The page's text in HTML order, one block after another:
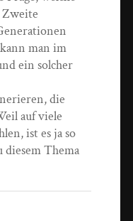
man im
ein solcher
die
auf viele
ist es ja so
Thema